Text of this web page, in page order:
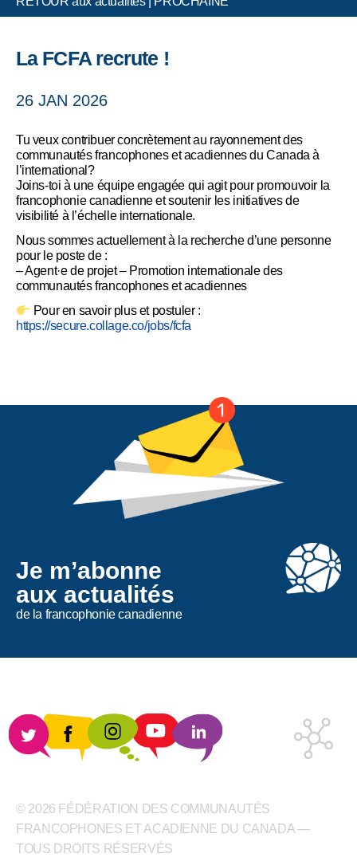
La FCFA recrute !
26 JAN 2026
Tu veux contribuer concrètement au rayonnement des
communautés francophones et acadiennes du Canada à
l’international?
Joins-toi à une équipe engagée qui agit pour promouvoir la
francophonie canadienne et soutenir les initiatives de
visibilité à l’échelle internationale.
Nous sommes actuellement à la recherche d’une personne
pour le poste de :
– Agent·e de projet – Promotion internationale des
communautés francophones et acadiennes
Pour en savoir plus et postuler :
https://secure.collage.co/jobs/fcfa
Je m’abonne
aux actualités
de la francophonie canadienne
© 2026 FÉDÉRATION DES COMMUNAUTÉS
FRANCOPHONES ET ACADIENNE DU CANADA —
TOUS DROITS RÉSERVÉS